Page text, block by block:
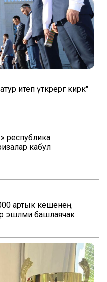
итеп үткәрергә кирәк"
республика
кабул
артык кешенең
эшләми башлаячак